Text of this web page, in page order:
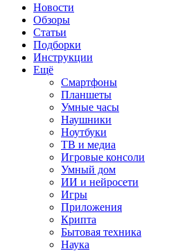
Новости
Обзоры
Статьи
Подборки
Инструкции
Ещё
Смартфоны
Планшеты
Умные часы
Наушники
Ноутбуки
ТВ и медиа
Игровые консоли
Умный дом
ИИ и нейросети
Игры
Приложения
Крипта
Бытовая техника
Наука